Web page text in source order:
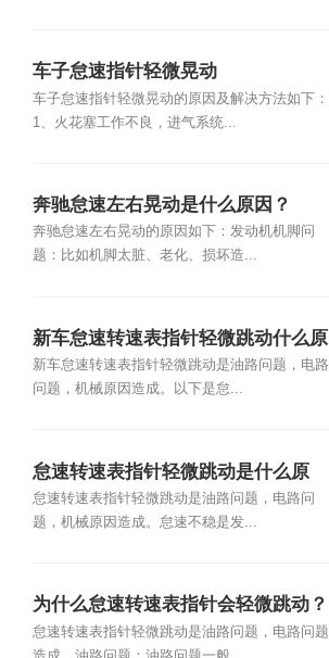
车子怠速指针轻微晃动
车子怠速指针轻微晃动的原因及解决方法如下：
1、火花塞工作不良，进气系统...
奔驰怠速左右晃动是什么原因？
奔驰怠速左右晃动的原因如下：发动机机脚问
题：比如机脚太脏、老化、损坏造...
新车怠速转速表指针轻微跳动什么原
因？
新车怠速转速表指针轻微跳动是油路问题，电路
问题，机械原因造成。以下是怠...
怠速转速表指针轻微跳动是什么原
因？
怠速转速表指针轻微跳动是油路问题，电路问
题，机械原因造成。怠速不稳是发...
为什么怠速转速表指针会轻微跳动？
怠速转速表指针轻微跳动是油路问题，电路问题